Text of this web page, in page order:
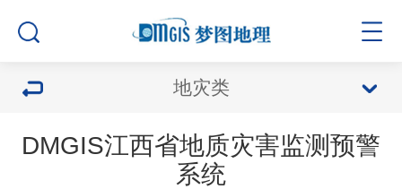
地灾类
DMGIS江西省地质灾害监测预警
系统